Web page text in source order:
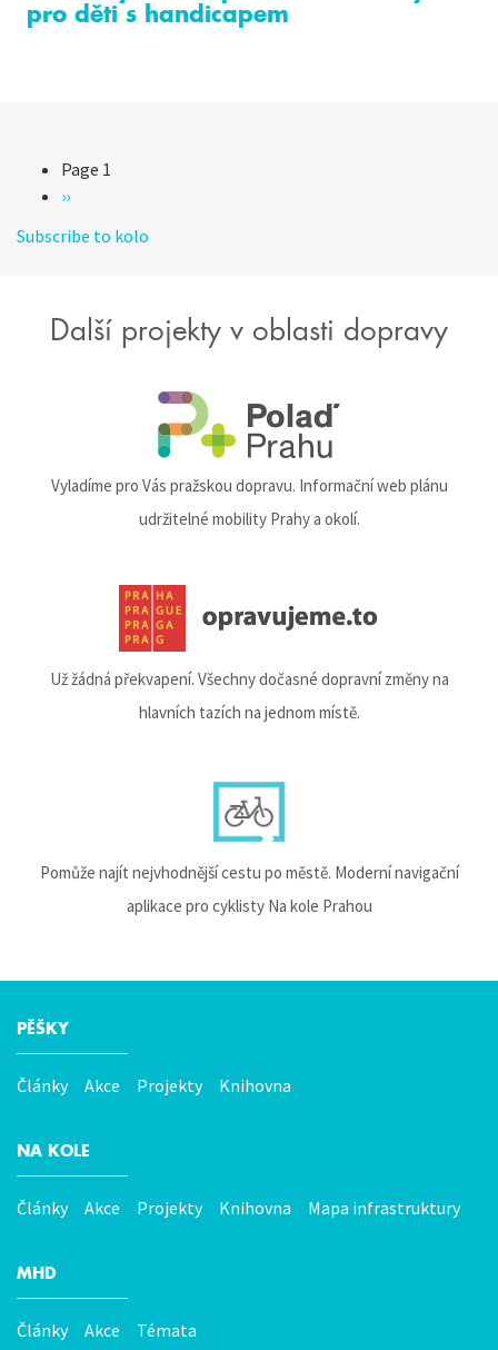
pro děti s handicapem
Pagination
Page 1
Následující
››
Subscribe to kolo
Další projekty v oblasti dopravy
Vyladíme pro Vás pražskou dopravu. Informační web plánu
udržitelné mobility Prahy a okolí.
Už žádná překvapení. Všechny dočasné dopravní změny na
hlavních tazích na jednom místě.
Pomůže najít nejvhodnější cestu po městě. Moderní navigační
aplikace pro cyklisty Na kole Prahou
Hlavní
menu
PĚŠKY
Články Akce Projekty Knihovna
NA KOLE
Články Akce Projekty Knihovna Mapa infrastruktury
MHD
Články Akce Témata